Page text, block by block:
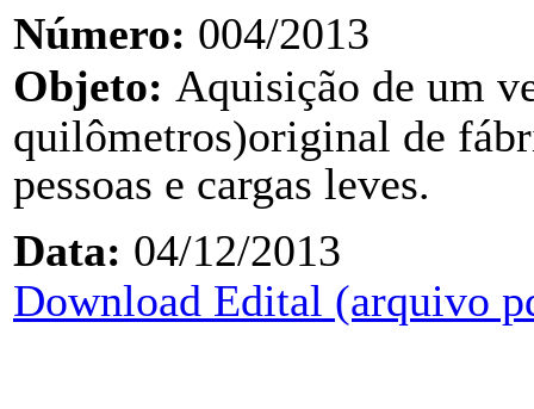
Número: 004/2013
Objeto: Aquisição de um
quilômetros)original de
pessoas e cargas leves.
Data: 04/12/2013
Download Edital (arquivo